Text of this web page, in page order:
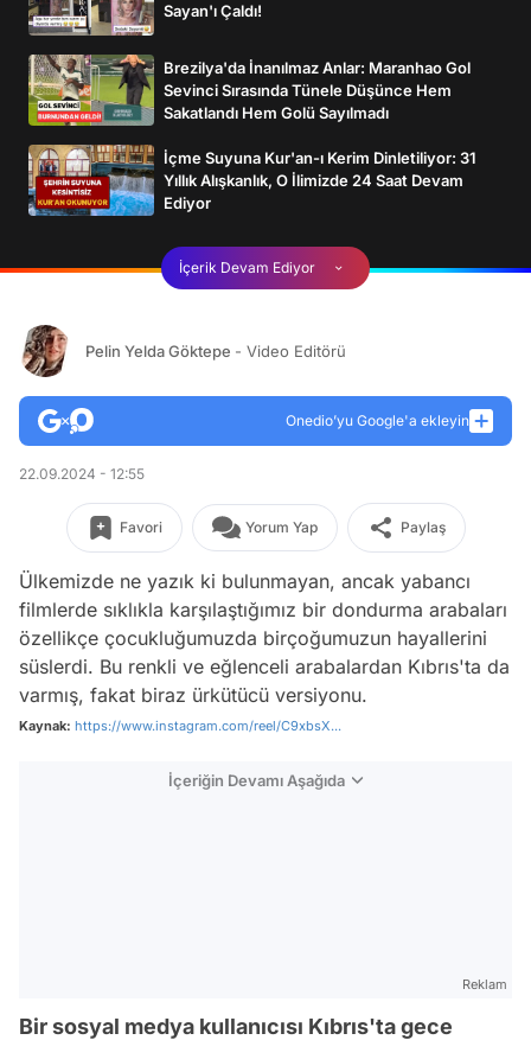
Sayan'ı Çaldı!
Brezilya'da İnanılmaz Anlar: Maranhao Gol
Sevinci Sırasında Tünele Düşünce Hem
Sakatlandı Hem Golü Sayılmadı
İçme Suyuna Kur'an-ı Kerim Dinletiliyor: 31
Yıllık Alışkanlık, O İlimizde 24 Saat Devam
Ediyor
İçerik Devam Ediyor
Pelin Yelda Göktepe - Video Editörü
Onedio’yu Google'a ekleyin
22.09.2024 - 12:55
Favori Yorum Yap Paylaş
Ülkemizde ne yazık ki bulunmayan, ancak yabancı
filmlerde sıklıkla karşılaştığımız bir dondurma arabaları
özellikçe çocukluğumuzda birçoğumuzun hayallerini
süslerdi. Bu renkli ve eğlenceli arabalardan Kıbrıs'ta da
varmış, fakat biraz ürkütücü versiyonu.
Kaynak: https://www.instagram.com/reel/C9xbsX...
İçeriğin Devamı Aşağıda
Reklam
Bir sosyal medya kullanıcısı Kıbrıs'ta gece